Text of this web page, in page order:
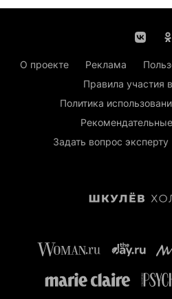
О проекте Реклама
Правила участия
Политика
Задать вопрос эксперту